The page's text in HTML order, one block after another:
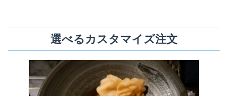
選べるカスタマイズ注文